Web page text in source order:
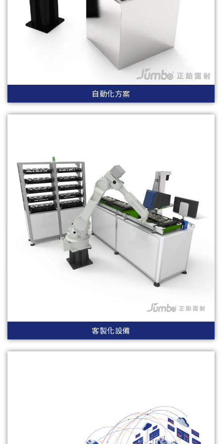
自動化方案
客製化設備